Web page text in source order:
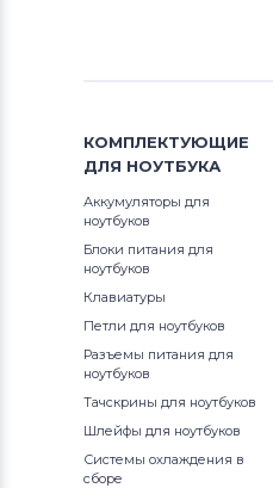
КОМПЛЕКТУЮЩИЕ
ДЛЯ НОУТБУКА
Аккумуляторы для
ноутбуков
Блоки питания для
ноутбуков
Клавиатуры
Петли для ноутбуков
Разъемы питания для
ноутбуков
Тачскрины для ноутбуков
Шлейфы для ноутбуков
Системы охлаждения в
сборе